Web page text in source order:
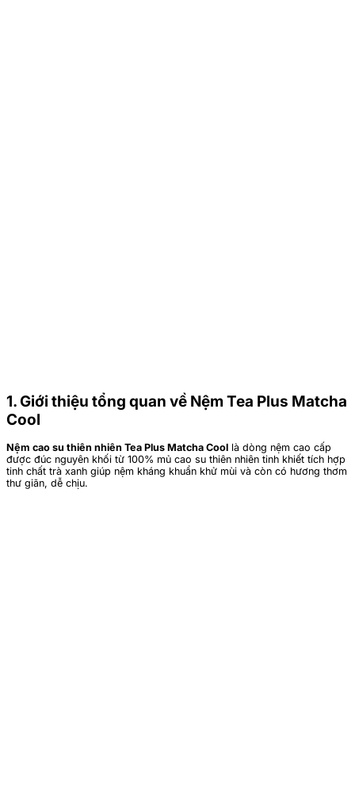
1. Giới thiệu tổng quan về Nệm Tea Plus Matcha
Cool
Nệm cao su thiên nhiên Tea Plus Matcha Cool là dòng nệm cao cấp
được đúc nguyên khối từ 100% mủ cao su thiên nhiên tinh khiết tích hợp
tinh chất trà xanh giúp nệm kháng khuẩn khử mùi và còn có hương thơm
thư giãn, dễ chịu.